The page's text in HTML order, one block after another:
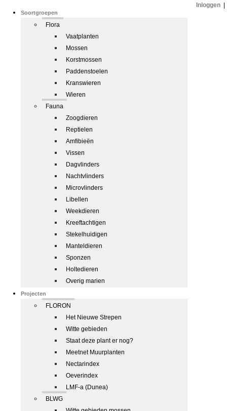
Soortgroepen
Flora
Vaatplanten
Mossen
Korstmossen
Paddenstoelen
Kranswieren
Wieren
Fauna
Zoogdieren
Reptielen
Amfibieën
Vissen
Dagvlinders
Nachtvlinders
Microvlinders
Libellen
Weekdieren
Kreeftachtigen
Stekelhuidigen
Manteldieren
Sponzen
Holtedieren
Overig marien
Projecten
FLORON
Het Nieuwe Strepen
Witte gebieden
Staat deze plant er nog?
Meetnet Muurplanten
Nectarindex
Oeverindex
LMF-a (Dunea)
BLWG
Inloggen